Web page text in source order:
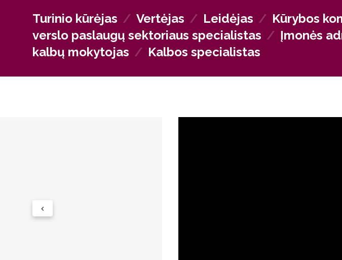
Turinio kūrėjas / Vertėjas / Leidėjas / Kūrybos
verslo paslaugų sektoriaus specialistas / Įmonės
kalbų mokytojas / Kalbos specialistas